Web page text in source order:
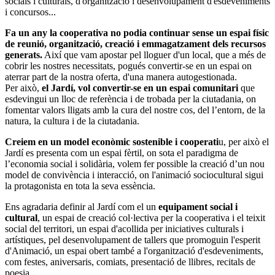
i concursos...
Fa un any la cooperativa no podia continuar sense un espai físic
de reunió, organització, creació i emmagatzament dels recursos
generats. Així que vam apostar pel lloguer d'un local, que a més de
cobrir les nostres necessitats, pogués convertir-se en un espai on
aterrar part de la nostra oferta, d'una manera autogestionada.
Per això, el Jardí, vol convertir-se en un espai comunitari que
esdevingui un lloc de referència i de trobada per la ciutadania, on
fomentar valors lligats amb la cura del nostre cos, del l’entorn, de la
natura, la cultura i de la ciutadania.
Creiem en un model econòmic sostenible i cooperatiu, per això el
Jardí es presenta com un espai fèrtil, on sota el paradigma de
l’economia social i solidària, volem fer possible la creació d’un nou
model de convivència i interacció, on l'animació sociocultural sigui
la protagonista en tota la seva essència.
Ens agradaria definir al Jardí com el un equipament social i
cultural, un espai de creació col·lectiva per la cooperativa i el teixit
social del territori, un espai d'acollida per iniciatives culturals i
artístiques, pel desenvolupament de tallers que promoguin l'esperit
d'Animació, un espai obert també a l'organització d'esdeveniments,
com festes, aniversaris, comiats, presentació de llibres, recitals de
poesia...